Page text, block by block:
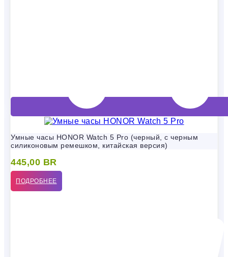
Умные часы HONOR Watch 5 Pro (черный, с черным
силиконовым ремешком, китайская версия)
445,00 BR
ПОДРОБНЕЕ